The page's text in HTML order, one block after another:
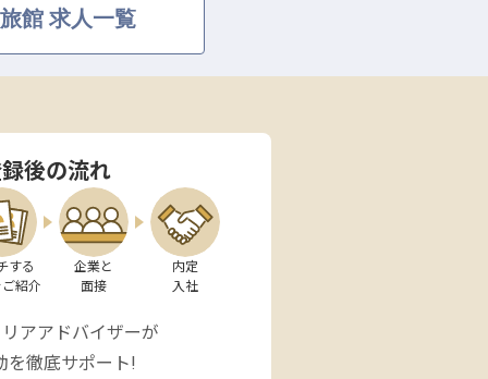
館 求人一覧
後の流れ
する
紹介
企業と
面接
内定
入社
アアドバイザーが
を徹底サポート!